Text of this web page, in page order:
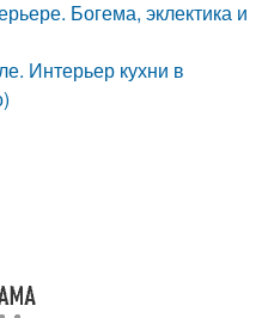
Богема, эклектика и
Интерьер кухни в